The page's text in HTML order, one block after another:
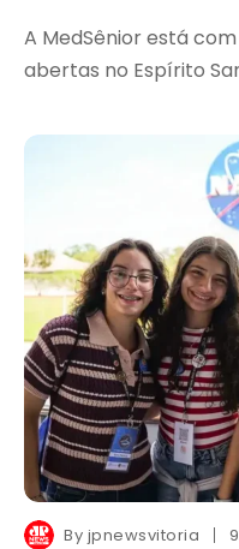
A MedSênior está
abertas no Espírito
By jpnewsvitoria